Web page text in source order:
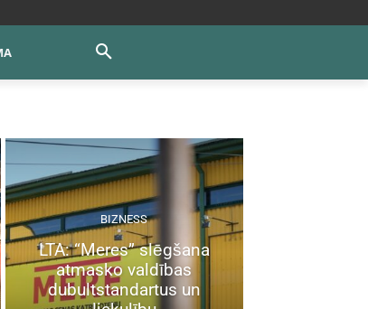
BIZNESS
LTA: “Meres” slēgšana
atmasko valdības
dubultstandartus un